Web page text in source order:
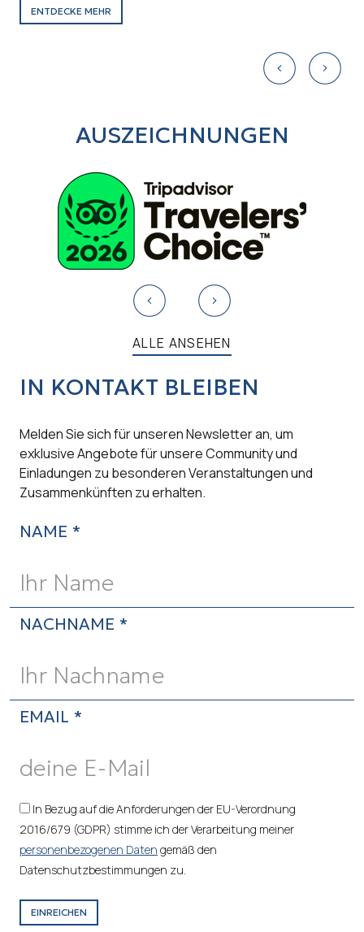
ENTDECKE MEHR
AUSZEICHNUNGEN
ALLE ANSEHEN
IN KONTAKT BLEIBEN
Melden Sie sich für unseren Newsletter an, um
exklusive Angebote für unsere Community und
Einladungen zu besonderen Veranstaltungen und
Zusammenkünften zu erhalten.
NAME *
NACHNAME *
EMAIL *
In Bezug auf die Anforderungen der EU-Verordnung
2016/679 (GDPR) stimme ich der Verarbeitung meiner
personenbezogenen Daten gemäß den
Datenschutzbestimmungen zu.
EINREICHEN